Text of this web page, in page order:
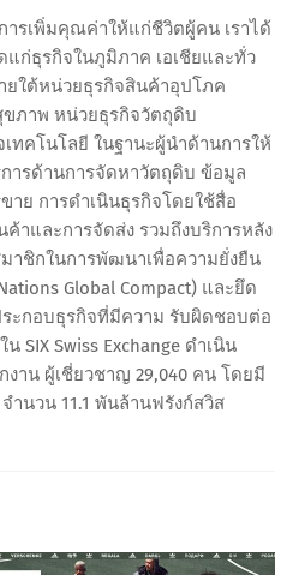
ารเพิ่มคุณค่าให้แก่ชีวิตผู้คน เราได้
ก่ธุรกิจในภูมิภาค เอเชียและทั่ว
ยใต้หน่วยธุรกิจสินค้าอุปโภค
ภาพ หน่วยธุรกิจวัตถุดิบ
ทคโนโลยี ในฐานะผู้นำด้านการให้
ารด้านการจัดหาวัตถุดิบ ข้อมูล
าย การดำเนินธุรกิจโดยใช้สื่อ
ค้าและการจัดส่ง รวมถึงบริการหลัง
มาชิกในการพัฒนาเพื่อความยั่งยืน
Global Compact) และยึด
ะกอบธุรกิจที่มีความ รับผิดชอบต่อ
SIX Swiss Exchange ดำเนิน
งาน ผู้เชี่ยวชาญ 29,040 คน โดยมี
ำนวน 11.1 พันล้านฟรังก์สวิส